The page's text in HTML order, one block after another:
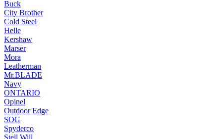
Buck
City Brother
Cold Steel
Helle
Kershaw
Marser
Mora
Leatherman
Mr.BLADE
Navy
ONTARIO
Opinel
Outdoor Edge
SOG
Spyderco
Stell Will